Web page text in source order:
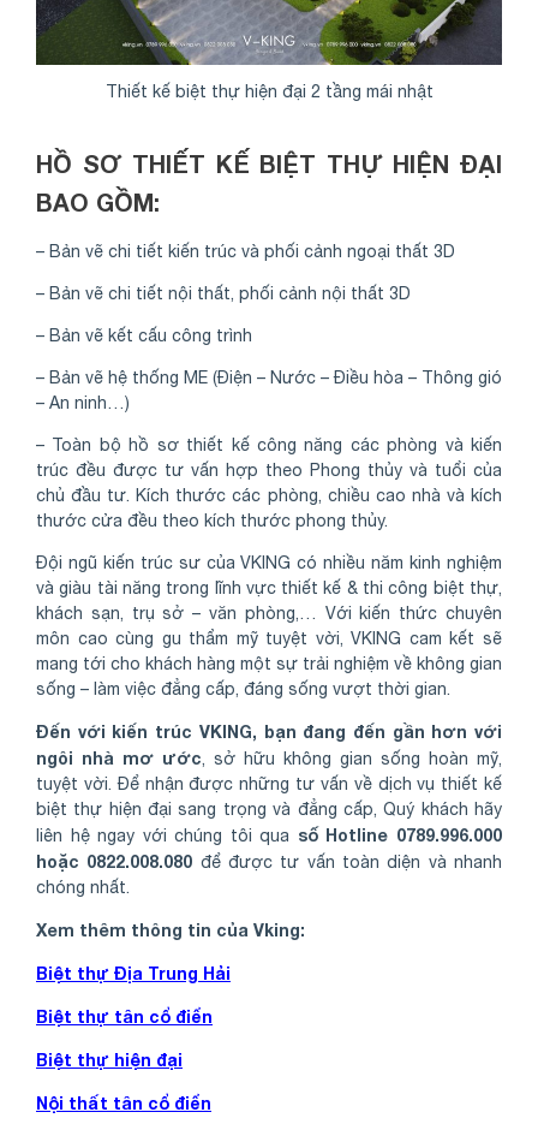
Thiết kế biệt thự hiện đại 2 tầng mái nhật
HỒ SƠ THIẾT KẾ BIỆT THỰ HIỆN ĐẠI
BAO GỒM:
– Bản vẽ chi tiết kiến trúc và phối cảnh ngoại thất 3D
– Bản vẽ chi tiết nội thất, phối cảnh nội thất 3D
– Bản vẽ kết cấu công trình
– Bản vẽ hệ thống ME (Điện – Nước – Điều hòa – Thông gió
– An ninh…)
– Toàn bộ hồ sơ thiết kế công năng các phòng và kiến
trúc đều được tư vấn hợp theo Phong thủy và tuổi của
chủ đầu tư. Kích thước các phòng, chiều cao nhà và kích
thước cửa đều theo kích thước phong thủy.
Đội ngũ kiến trúc sư của VKING có nhiều năm kinh nghiệm
và giàu tài năng trong lĩnh vực thiết kế & thi công biệt thự,
khách sạn, trụ sở – văn phòng,… Với kiến thức chuyên
môn cao cùng gu thẩm mỹ tuyệt vời, VKING cam kết sẽ
mang tới cho khách hàng một sự trải nghiệm về không gian
sống – làm việc đẳng cấp, đáng sống vượt thời gian.
Đến với kiến trúc VKING, bạn đang đến gần hơn với
ngôi nhà mơ ước, sở hữu không gian sống hoàn mỹ,
tuyệt vời. Để nhận được những tư vấn về dịch vụ thiết kế
biệt thự hiện đại sang trọng và đẳng cấp, Quý khách hãy
liên hệ ngay với chúng tôi qua số Hotline 0789.996.000
hoặc 0822.008.080 để được tư vấn toàn diện và nhanh
chóng nhất.
Xem thêm thông tin của Vking:
Biệt thự Địa Trung Hải
Biệt thự tân cổ điển
Biệt thự hiện đại
Nội thất tân cổ điển